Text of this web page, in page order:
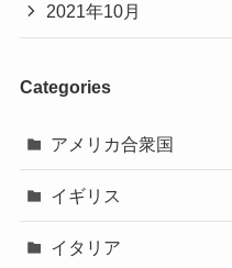
2021年10月
Categories
アメリカ合衆国
イギリス
イタリア